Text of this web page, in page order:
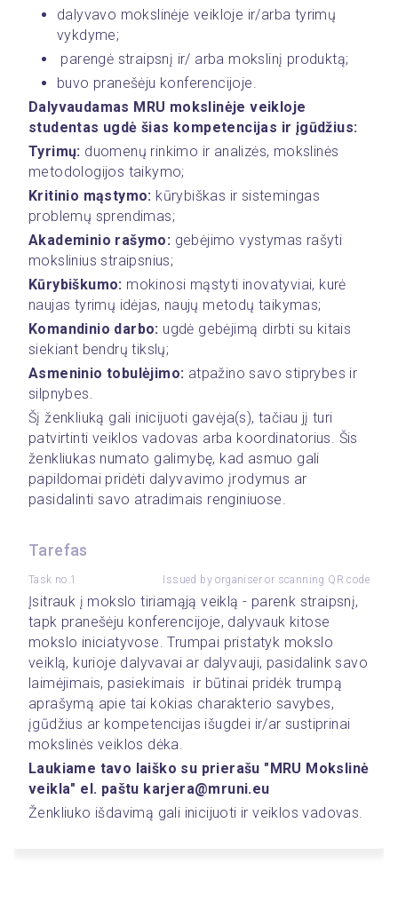
dalyvavo mokslinėje veikloje ir/arba tyrimų
vykdyme;
parengė straipsnį ir/ arba mokslinį produktą;
buvo pranešėju konferencijoje.
Dalyvaudamas MRU mokslinėje veikloje
studentas ugdė šias kompetencijas ir įgūdžius:
Tyrimų: duomenų rinkimo ir analizės, mokslinės
metodologijos taikymo;
Kritinio mąstymo: kūrybiškas ir sistemingas
problemų sprendimas;
Akademinio rašymo: gebėjimo vystymas rašyti
mokslinius straipsnius;
Kūrybiškumo: mokinosi mąstyti inovatyviai, kurė
naujas tyrimų idėjas, naujų metodų taikymas;
Komandinio darbo: ugdė gebėjimą dirbti su kitais
siekiant bendrų tikslų;
Asmeninio tobulėjimo: atpažino savo stiprybes ir
silpnybes.
Šį ženkliuką gali inicijuoti gavėja(s), tačiau jį turi
patvirtinti veiklos vadovas arba koordinatorius. Šis
ženkliukas numato galimybę, kad asmuo gali
papildomai pridėti dalyvavimo įrodymus ar
pasidalinti savo atradimais renginiuose.
Tarefas
Task no.1 Issued by organiser or scanning QR code
Įsitrauk į mokslo tiriamąją veiklą - parenk straipsnį,
tapk pranešėju konferencijoje, dalyvauk kitose
mokslo iniciatyvose. Trumpai pristatyk mokslo
veiklą, kurioje dalyvavai ar dalyvauji, pasidalink savo
laimėjimais, pasiekimais  ir būtinai pridėk trumpą
aprašymą apie tai kokias charakterio savybes,
įgūdžius ar kompetencijas išugdei ir/ar sustiprinai
mokslinės veiklos dėka.
Laukiame tavo laiško su prierašu "MRU Mokslinė
veikla" el. paštu karjera@mruni.eu
Ženkliuko išdavimą gali inicijuoti ir veiklos vadovas.